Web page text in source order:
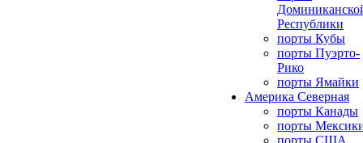
Республики
порты Кубы
порты Пуэрто-
Рико
порты Ямайки
Америка Северная
порты Канады
порты
порты США